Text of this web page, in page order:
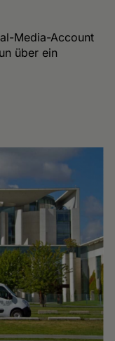
Media-Account
über ein